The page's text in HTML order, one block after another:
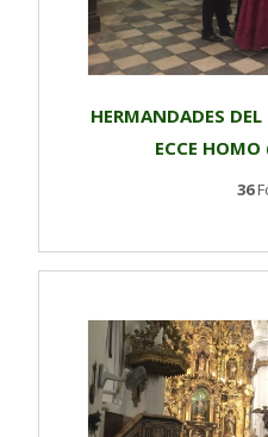
HERMANDADES
ECCE
36